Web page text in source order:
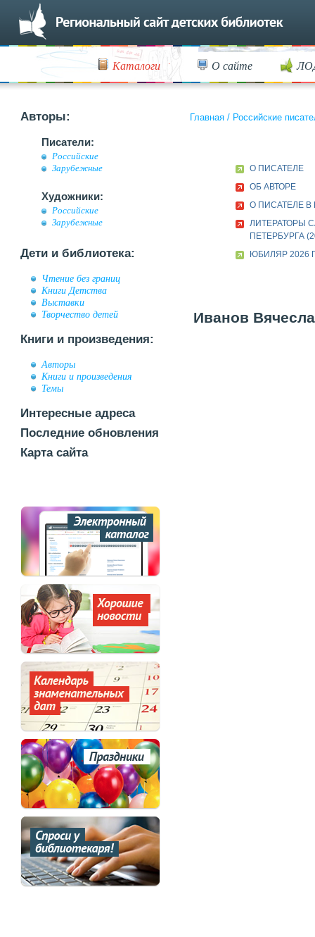
Каталоги О сайте
Авторы:
Писатели:
Российские
Зарубежные
Художники:
Российские
Зарубежные
Дети и библиотека:
Чтение без границ
Книги Детства
Выставки
Творчество детей
Книги и произведения:
Авторы
Книги и произведения
Темы
Интересные адреса
Последние обновления
Карта сайта
Главная / Российские
О ПИСАТЕЛЕ
ОБ АВТОРЕ
О ПИСАТЕЛЕ В
ЛИТЕРАТОРЫ
ПЕТЕРБУРГА
ЮБИЛЯР 2026
Иванов